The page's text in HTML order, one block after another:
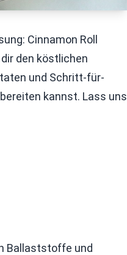
Cinnamon Roll
den köstlichen
und Schritt-für-
kannst. Lass uns
Ballaststoffe und